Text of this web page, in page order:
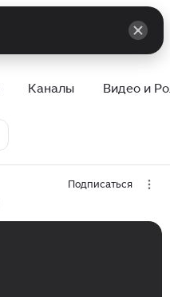
Каналы Видео и
Подписаться